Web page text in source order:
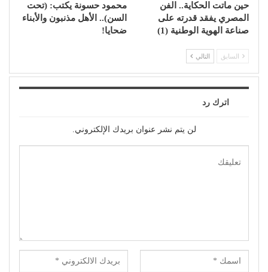
حين ماتت الحكاية.. الفن
المصري يفقد قدرته على
صناعة الهوية الوطنية (1)
محمود حسونة يكتب: (تحت
السن).. الأهل مذنبون والأبناء
ضحايا!
السابق التالي
اترك رد
لن يتم نشر عنوان بريدك الإلكتروني.